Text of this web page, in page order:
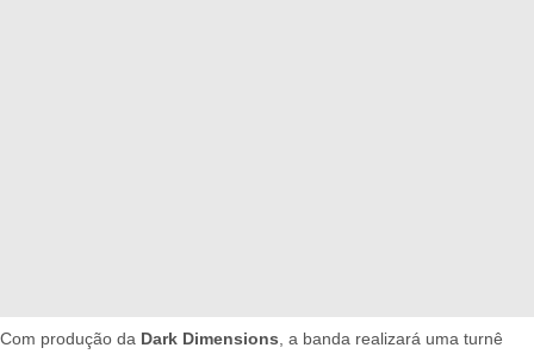
Com produção da Dark Dimensions, a banda realizará uma turnê